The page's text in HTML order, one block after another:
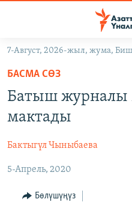
Навигацияга
өтүңүз
Издөөгө
салыңыз
ЭКОНОМИКА
МАДАНИЯТ
БОРБОР АЗИЯ
АТАЙЫН ИЛИКТӨӨ
ТВ ПРОГРАММАЛАР
БҮГҮН АЗАТТЫКТА
ПОДКАСТ
7-Август, 2026-жыл, жума,
БАСМА СӨЗ
Батыш журналы
мактады
Бактыгүл Чыныбаева
5-Апрель, 2020
Бөлүшүңүз